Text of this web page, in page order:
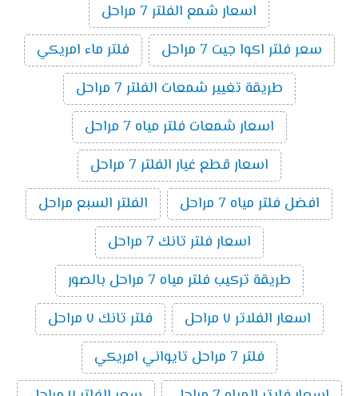
اسعار شمع الفلتر 7 مراحل
سعر فلتر اكوا جيت 7 مراحل
فلتر ماء امريكي
طريقة تغيير شمعات الفلتر 7 مراحل
اسعار شمعات فلتر مياه 7 مراحل
اسعار قطع غيار الفلتر 7 مراحل
افضل فلتر مياه 7 مراحل
الفلتر السبع مراحل
اسعار فلتر تانك 7 مراحل
طريقة تركيب فلتر مياه 7 مراحل بالصور
اسعار الفلاتر ٧ مراحل
فلتر تانك ٧ مراحل
فلتر 7 مراحل تايواني امريكي